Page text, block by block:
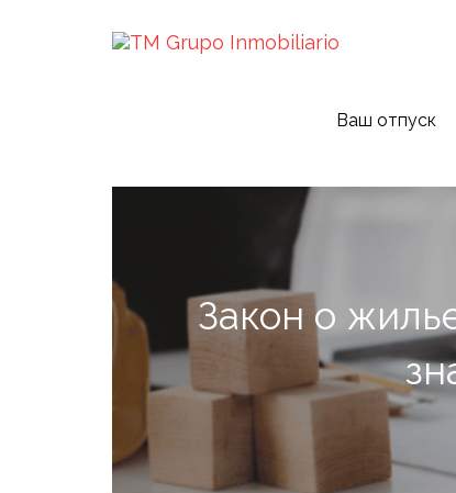
Ваш отпуск
Закон о